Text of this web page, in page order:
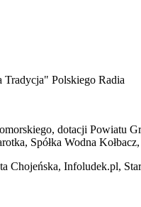
Polskiego Radia
dotacji Powiatu
Spółka Wodna
Chojeńska, Infoludek.pl,